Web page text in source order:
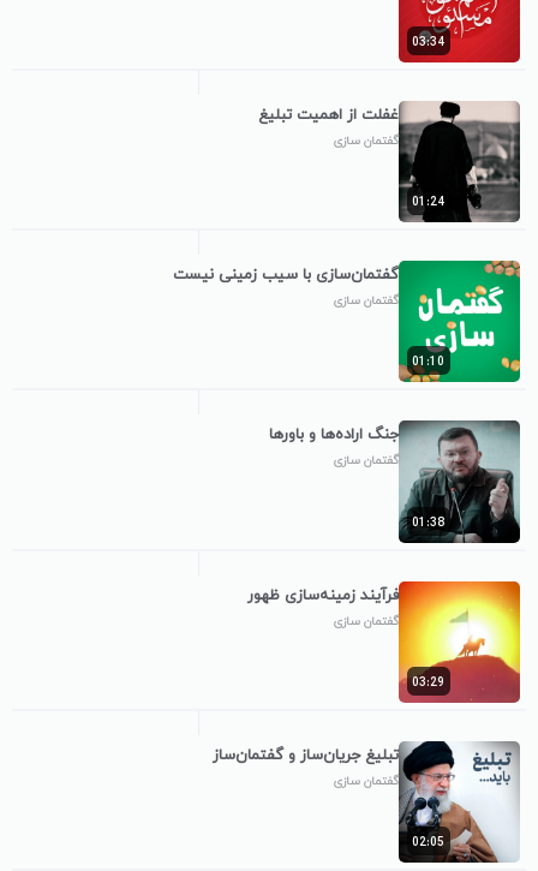
03:34
01:24
غفلت از اهمیت تبلیغ
گفتمان سازی
01:10
گفتمان‌سازی با سیب زمینی نیست
گفتمان سازی
01:38
جنگ اراده‌ها و باورها
گفتمان سازی
03:29
فرآیند زمینه‌سازی ظهور
گفتمان سازی
02:05
تبلیغ جریان‌ساز و گفتمان‌ساز
گفتمان سازی